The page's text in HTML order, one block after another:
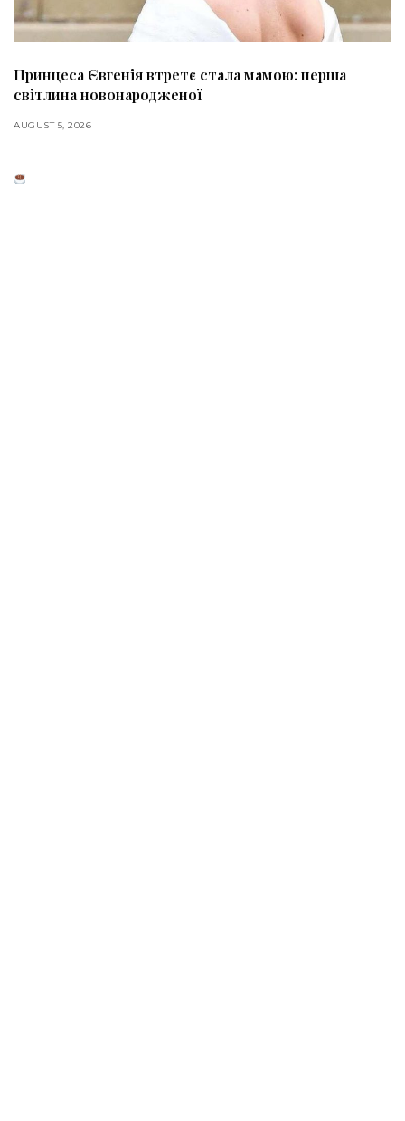
Принцеса Євгенія втретє стала мамою: перша
світлина новонародженої
AUGUST 5, 2026